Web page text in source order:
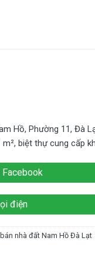
Hồ, Phường 11, Đà
m², biệt thự cung cấp
Facebook
điện
nhà đất Nam Hồ Đà Lạt